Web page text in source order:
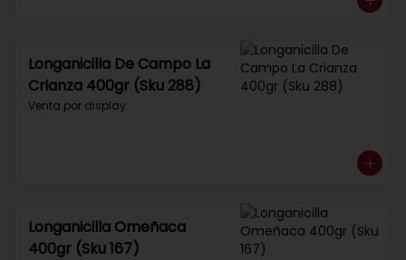
Longanicilla De Campo La
Crianza 400gr (Sku 288)
Venta por display.
Longanicilla Omeñaca
400gr (Sku 167)